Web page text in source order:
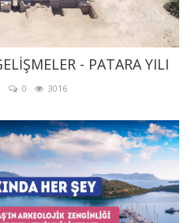
- PATARA YILI
0 3016